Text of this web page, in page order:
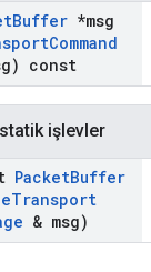
Buffer *msg
Command
const
işlevler
PacketBuffer
Transport
& msg)